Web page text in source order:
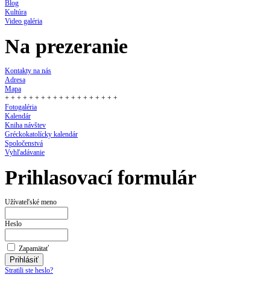
Blog
Kultúra
Video galéria
Na prezeranie
Kontakty na nás
Adresa
Mapa
+ + + + + + + + + + + + + + + + + + +
Fotogaléria
Kalendár
Kniha návštev
Gréckokatolícky kalendár
Spoločenstvá
Vyhľadávanie
Prihlasovací formulár
Užívateľské meno
Heslo
Zapamätať
Stratili ste heslo?